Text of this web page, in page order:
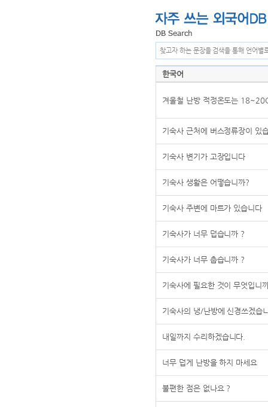
찾고자 하는 문장을 검색을 통해 언어별
한국어
겨울철 난방 적정온도는
기숙사 근처에 버스정류장이 있
기숙사 변기가 고장입니다
기숙사 생활은 어떻습니까?
기숙사 주변에 마트가 있습니다
기숙사가 너무 덥습니까 ?
기숙사가 너무 춥습니까 ?
기숙사에 필요한 것이 무엇입니
기숙사의 냉/난방에 신경쓰겠습
내일까지 수리하겠습니다.
너무 덥게 난방을 하지 마세요
불편한 점은 없나요 ?